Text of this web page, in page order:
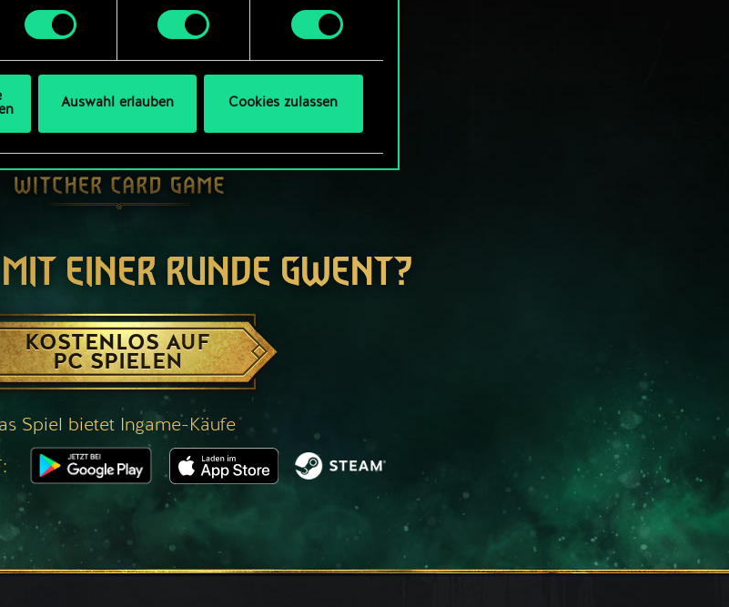
du, falls gewünscht, auch alle Einstellungen rund
Auswahl erlauben Cookies zulassen
EINER RUNDE GWENT?
KOSTENLOS AUF
PC SPIELEN
Spiel bietet Ingame-Käufe